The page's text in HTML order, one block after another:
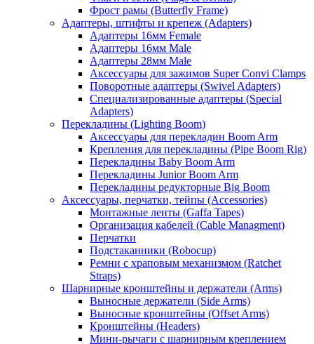
Фрост рамы (Butterfly Frame)
Адаптеры, штифты и крепеж (Adapters)
Адаптеры 16мм Female
Адаптеры 16мм Male
Адаптеры 28мм Male
Аксессуары для зажимов Super Convi Clamps
Поворотные адаптеры (Swivel Adapters)
Специализированные адаптеры (Special
Adapters)
Перекладины (Lighting Boom)
Аксессуары для перекладин Boom Arm
Крепления для перекладины (Pipe Boom Rig)
Перекладины Baby Boom Arm
Перекладины Junior Boom Arm
Перекладины редукторные Big Boom
Аксессуары, перчатки, тейпы (Accessories)
Монтажные ленты (Gaffa Tapes)
Организация кабелей (Cable Managment)
Перчатки
Подстаканники (Robocup)
Ремни с храповым механизмом (Ratchet
Straps)
Шарнирные кронштейны и держатели (Arms)
Выносные держатели (Side Arms)
Выносные кронштейны (Offset Arms)
Кронштейны (Headers)
Мини-рычаги с шарнирным креплением